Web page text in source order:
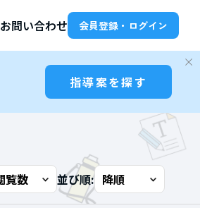
お問い合わせ 会員登録・ログイン
指導案を探す
並び順: